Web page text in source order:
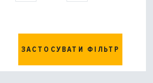
ЗАСТОСУВАТИ ФІЛЬТР